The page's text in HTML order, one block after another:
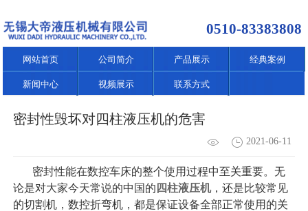
0510-83383808
网站首页 公司简介 产品展示 经典案例
新闻中心 视频展示 联系方式
密封性毁坏对四柱液压机的危害
2021-06-11
密封性能在数控车床的整个使用过程中至关重要。无
论是对大家今天常说的中国的 四柱液压机，还是比较常见
的切割机，数控折弯机，都是保证设备全部正常使用的关